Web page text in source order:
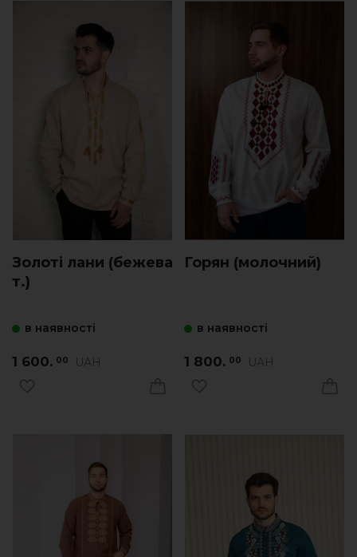
Золоті лани (бежева
т.)
в наявності
1 600. 00 UAH
Горян (молочний)
в наявності
1 800. 00 UAH